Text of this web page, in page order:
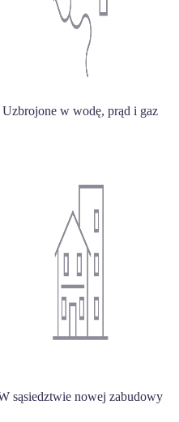
Uzbrojone w wodę, prąd i gaz
sąsiedztwie nowej zabudowy